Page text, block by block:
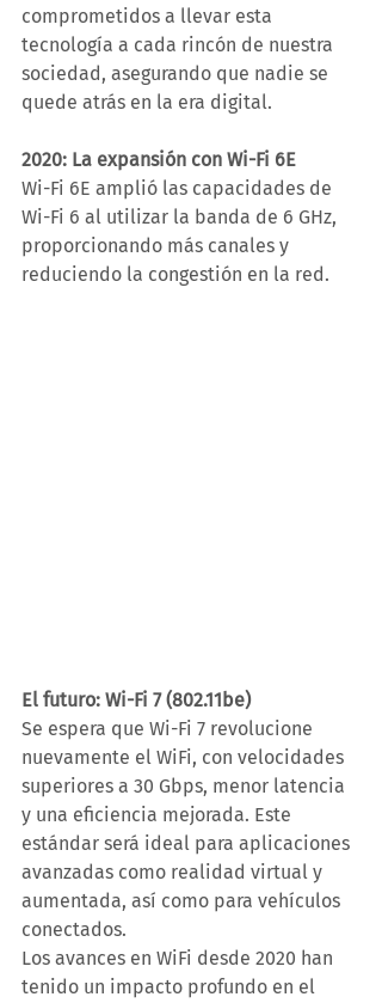
comprometidos a llevar esta
tecnología a cada rincón de nuestra
sociedad, asegurando que nadie se
quede atrás en la era digital.
2020: La expansión con Wi-Fi 6E
Wi-Fi 6E amplió las capacidades de
Wi-Fi 6 al utilizar la banda de 6 GHz,
proporcionando más canales y
reduciendo la congestión en la red.
El futuro: Wi-Fi 7 (802.11be)
Se espera que Wi-Fi 7 revolucione
nuevamente el WiFi, con velocidades
superiores a 30 Gbps, menor latencia
y una eficiencia mejorada. Este
estándar será ideal para aplicaciones
avanzadas como realidad virtual y
aumentada, así como para vehículos
conectados.
Los avances en WiFi desde 2020 han
tenido un impacto profundo en el